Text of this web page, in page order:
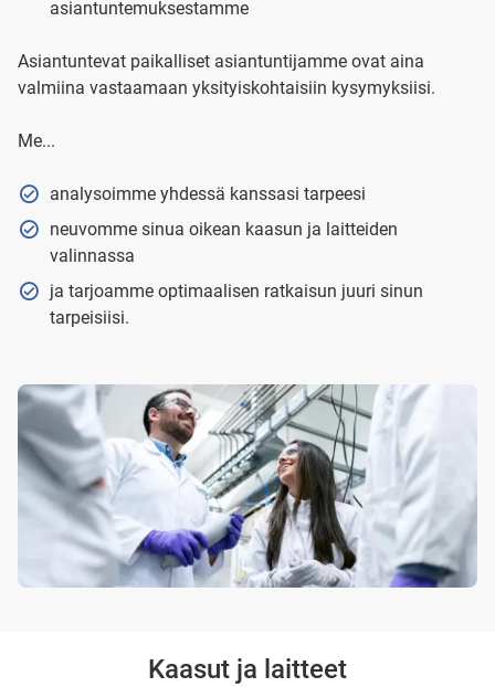
asiantuntemuksestamme
Asiantuntevat paikalliset asiantuntijamme ovat aina
valmiina vastaamaan yksityiskohtaisiin kysymyksiisi.
Me...
analysoimme yhdessä kanssasi tarpeesi
neuvomme sinua oikean kaasun ja laitteiden
valinnassa
ja tarjoamme optimaalisen ratkaisun juuri sinun
tarpeisiisi.
Kaasut ja laitteet